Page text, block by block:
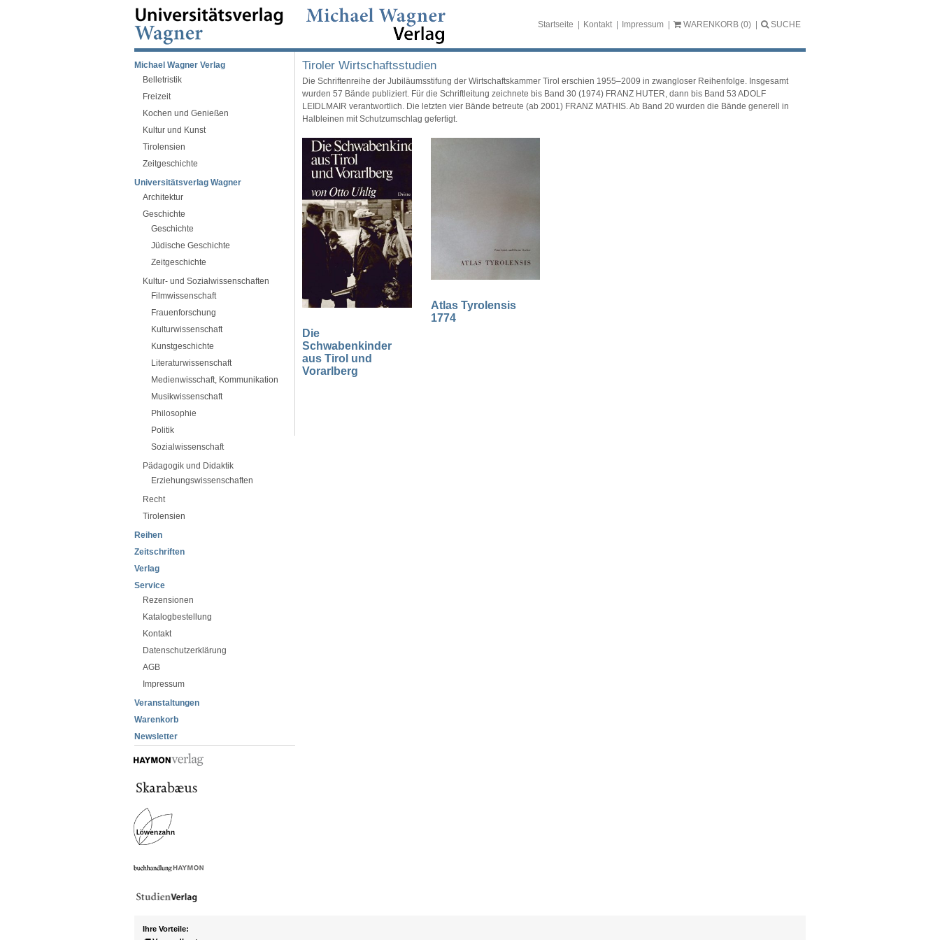
Startseite Kontakt Impressum WARENKORB (0) SUCHE
Michael Wagner Verlag
Belletristik
Freizeit
Kochen und Genießen
Kultur und Kunst
Tirolensien
Zeitgeschichte
Universitätsverlag Wagner
Architektur
Geschichte
Geschichte
Jüdische Geschichte
Zeitgeschichte
Kultur- und Sozialwissenschaften
Filmwissenschaft
Frauenforschung
Kulturwissenschaft
Kunstgeschichte
Literaturwissenschaft
Medienwisschaft, Kommunikation
Musikwissenschaft
Philosophie
Politik
Sozialwissenschaft
Pädagogik und Didaktik
Erziehungswissenschaften
Recht
Tirolensien
Reihen
Zeitschriften
Verlag
Service
Rezensionen
Katalogbestellung
Kontakt
Datenschutzerklärung
AGB
Impressum
Veranstaltungen
Warenkorb
Newsletter
Tiroler Wirtschaftsstudien
Die Schriftenreihe der Jubiläumsstifung der Wirtschaftskammer Tirol erschien 1955–2009 in zwangloser Reihenfolge. Insgesamt
wurden 57 Bände publiziert. Für die Schriftleitung zeichnete bis Band 30 (1974) FRANZ HUTER, dann bis Band 53 ADOLF
LEIDLMAIR verantwortlich. Die letzten vier Bände betreute (ab 2001) FRANZ MATHIS. Ab Band 20 wurden die Bände generell in
Halbleinen mit Schutzumschlag gefertigt.
Die
Schwabenkinder
aus Tirol und
Vorarlberg
Atlas Tyrolensis
1774
Ihre Vorteile: